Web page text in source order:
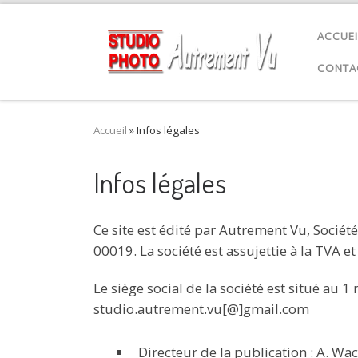
Accueil »Infos légales
Infos légales
Ce site est édité par Autrement Vu,
00019. La société est assujettie à la TVA
Le siège social de la société est situé au
studio.autrement.vu[@]gmail.com
Directeur de la publication : A.